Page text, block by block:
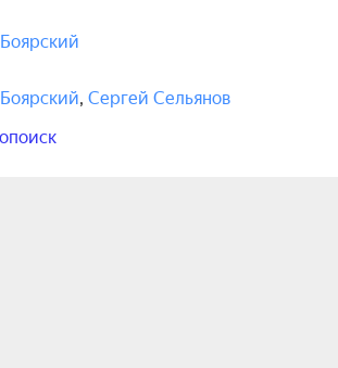
, Сергей Сельянов